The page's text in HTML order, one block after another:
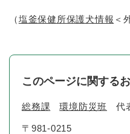
（塩釜保健所保護犬情報 ＜
このページに関する
総務課 環境防災班 代
〒981-0215